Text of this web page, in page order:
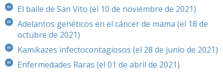
El baile de San Vito (el 10 de noviembre de 2021)
Adelantos genéticos en el cáncer de mama (el 18 de
octubre de 2021)
Kamikazes infectocontagiosos (el 28 de junio de 2021)
Enfermedades Raras (el 01 de abril de 2021)